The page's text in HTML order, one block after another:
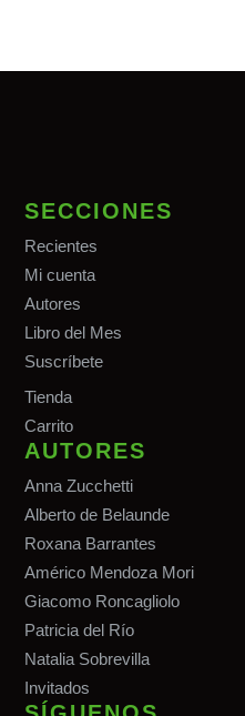
SECCIONES
Recientes
Mi cuenta
Autores
Libro del Mes
Suscríbete
Tienda
Carrito
AUTORES
Anna Zucchetti
Alberto de Belaunde
Roxana Barrantes
Américo Mendoza Mori
Giacomo Roncagliolo
Patricia del Río
Natalia Sobrevilla
Invitados